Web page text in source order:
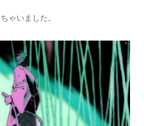
ゃいました。